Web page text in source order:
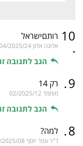
10
.
רותםישראל
אלונה אלון2025/24
הגב לתגובה זו
9
. רק 14
מוחמד 02/2025/12
הגב לתגובה זו
8
. למה?
ד"ר עפר יוסף 08